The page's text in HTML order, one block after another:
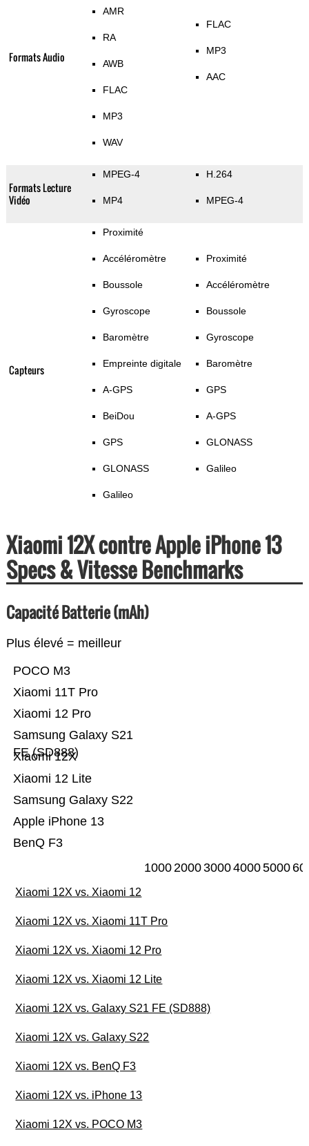
Formats Audio
AMR
RA
AWB
FLAC
MP3
WAV
FLAC
MP3
AAC
Formats Lecture
Vidéo
MPEG-4
MP4
H.264
MPEG-4
Capteurs
Proximité
Accéléromètre
Boussole
Gyroscope
Baromètre
Empreinte digitale
A-GPS
BeiDou
GPS
GLONASS
Galileo
Proximité
Accéléromètre
Boussole
Gyroscope
Baromètre
GPS
A-GPS
GLONASS
Galileo
Xiaomi 12X contre Apple iPhone 13
Specs & Vitesse Benchmarks
Capacité Batterie (mAh)
Plus élevé = meilleur
BenQ F3
Apple iPhone 13
Samsung Galaxy S22
Xiaomi 12 Lite
Xiaomi 12X
Samsung Galaxy S21
FE (SD888)
Xiaomi 12 Pro
Xiaomi 11T Pro
POCO M3
10002000300040005000
Xiaomi 12X vs. Xiaomi 12
Xiaomi 12X vs. Xiaomi 11T Pro
Xiaomi 12X vs. Xiaomi 12 Pro
Xiaomi 12X vs. Xiaomi 12 Lite
Xiaomi 12X vs. Galaxy S21 FE (SD888)
Xiaomi 12X vs. Galaxy S22
Xiaomi 12X vs. BenQ F3
Xiaomi 12X vs. iPhone 13
Xiaomi 12X vs. POCO M3